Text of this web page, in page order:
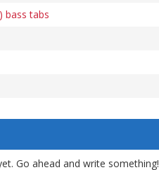
bass tabs
Go ahead and write something!